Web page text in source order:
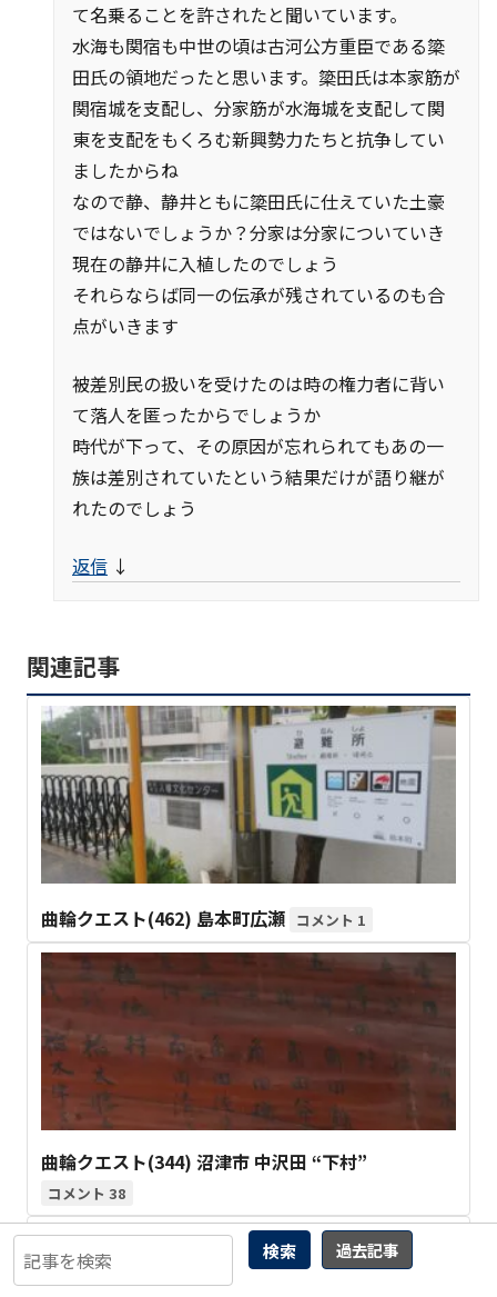
検索 過去記事
て名乗ることを許されたと聞いています。
水海も関宿も中世の頃は古河公方重臣である簗
田氏の領地だったと思います。簗田氏は本家筋が
関宿城を支配し、分家筋が水海城を支配して関
東を支配をもくろむ新興勢力たちと抗争してい
ましたからね
なので静、静井ともに簗田氏に仕えていた土豪
ではないでしょうか？分家は分家についていき
現在の静井に入植したのでしょう
それらならば同一の伝承が残されているのも合
点がいきます
被差別民の扱いを受けたのは時の権力者に背い
て落人を匿ったからでしょうか
時代が下って、その原因が忘れられてもあの一
族は差別されていたという結果だけが語り継が
れたのでしょう
返信 ↓
関連記事
曲輪クエスト(462) 島本町広瀬 1
曲輪クエスト(344) 沼津市 中沢田 “下村”
38